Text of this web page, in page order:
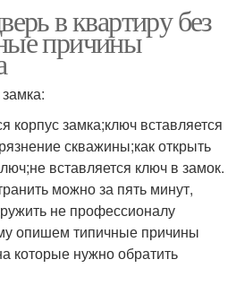
в квартиру без
причины
корпус замка;ключ вставляется
скважины;как открыть
вставляется ключ в замок.
можно за пять минут,
не профессионалу
опишем типичные причины
которые нужно обратить